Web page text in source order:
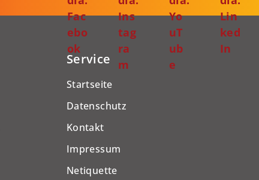
Fac
ebo
ok
Ins
tag
ra
m
Yo
uT
ub
e
Lin
ked
In
Service
Startseite
Datenschutz
Kontakt
Impressum
Netiquette